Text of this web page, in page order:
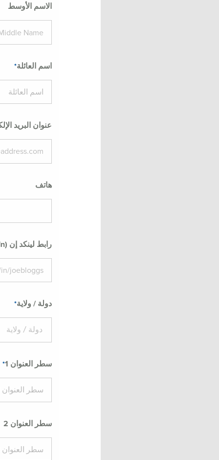
الاسم الأوسط
اسم العائلة
عنوان البريد
هاتف
رابط لينكد إن (LinkedIn)
دولة / ولاية
دولة / ولاية
سطر العنوان 1
سطر العنوان 2